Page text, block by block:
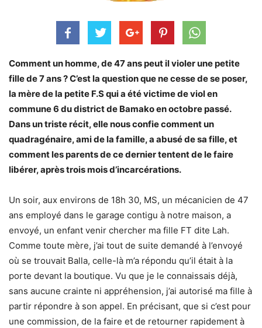
Comment un homme, de 47 ans peut il violer une petite
fille de 7 ans ? C’est la question que ne cesse de se poser,
la mère de la petite F.S qui a été victime de viol en
commune 6 du district de Bamako en octobre passé.
Dans un triste récit, elle nous confie comment un
quadragénaire, ami de la famille, a abusé de sa fille, et
comment les parents de ce dernier tentent de le faire
libérer, après trois mois d’incarcérations.
Un soir, aux environs de 18h 30, MS, un mécanicien de 47
ans employé dans le garage contigu à notre maison, a
envoyé, un enfant venir chercher ma fille FT dite Lah.
Comme toute mère, j’ai tout de suite demandé à l’envoyé
où se trouvait Balla, celle-là m’a répondu qu’il était à la
porte devant la boutique. Vu que je le connaissais déjà,
sans aucune crainte ni appréhension, j’ai autorisé ma fille à
partir répondre à son appel. En précisant, que si c’est pour
une commission, de la faire et de retourner rapidement à